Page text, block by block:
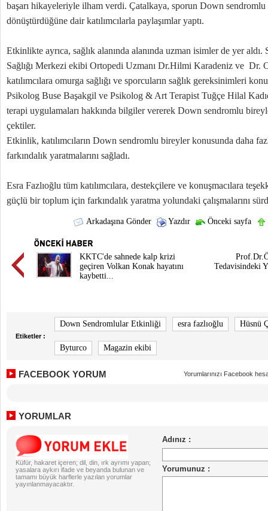
başarı hikayeleriyle ilham verdi. Çatalkaya, sporun Down sendromlu
dönüştürdüğüne dair katılımcılarla paylaşımlar yaptı.
Etkinlikte ayrıca, sağlık alanında alanında uzman isimler de yer
Sağlığı Merkezi ekibi Ortopedi Uzmanı Dr.Hilmi Karadeniz ve Dr.
katılımcılara omurga sağlığı ve sporcuların sağlık gereksinimleri
Psikolog Buse Başakgil ve Psikolog & Art Terapist Tuğçe Hilal
terapi uygulamaları hakkında bilgiler vererek Down sendromlu
çektiler.
Etkinlik, katılımcıların Down sendromlu bireyler konusunda daha
farkındalık yaratmalarını sağladı.
Esra Fazlıoğlu tüm katılımcılara, destekçilere ve konuşmacılara
güçlü bir toplum için farkındalık yaratma yolundaki çalışmalarını
Arkadaşına Gönder Yazdır Önceki sayfa
KKTC'de sahnede kalp krizi
geçiren Volkan Konak hayatını
kaybetti...
Tedavisindeki
Etiketler :
Down Sendromlular Etkinliği esra fazlıoğlu Hüsnü
Byturco Magazin ekibi
FACEBOOK YORUM Yorumlarınızı Facebook
YORUMLAR
Küfür, hakaret içeren; dil, din, ırk ayrımı yapan;
yasalara aykırı ifade ve beyanda bulunan ve
tamamı büyük harflerle yazılan yorumlar
yayınlanmayacaktır.